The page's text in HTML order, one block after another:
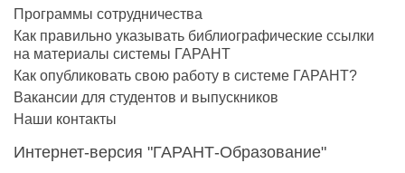
Программы сотрудничества
Как правильно указывать библиографические ссылки
на материалы системы ГАРАНТ
Как опубликовать свою работу в системе ГАРАНТ?
Вакансии для студентов и выпускников
Наши контакты
Интернет-версия "ГАРАНТ-Образование"